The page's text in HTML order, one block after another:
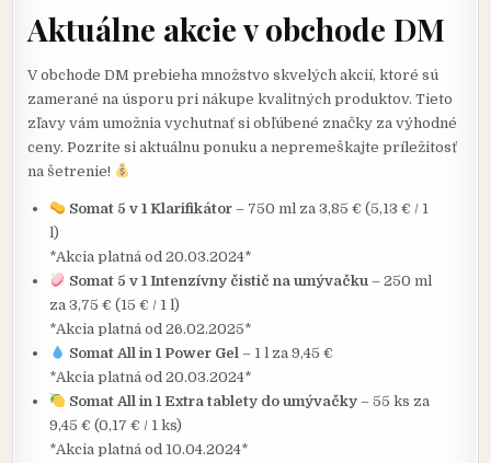
Aktuálne akcie v obchode DM
V obchode DM prebieha množstvo skvelých akcií, ktoré sú
zamerané na úsporu pri nákupe kvalitných produktov. Tieto
zľavy vám umožnia vychutnať si obľúbené značky za výhodné
ceny. Pozrite si aktuálnu ponuku a nepremeškajte príležitosť
na šetrenie!
Somat 5 v 1 Klarifikátor – 750 ml za 3,85 € (5,13 € / 1
l)
*Akcia platná od 20.03.2024*
Somat 5 v 1 Intenzívny čistič na umývačku – 250 ml
za 3,75 € (15 € / 1 l)
*Akcia platná od 26.02.2025*
Somat All in 1 Power Gel – 1 l za 9,45 €
*Akcia platná od 20.03.2024*
Somat All in 1 Extra tablety do umývačky – 55 ks za
9,45 € (0,17 € / 1 ks)
*Akcia platná od 10.04.2024*